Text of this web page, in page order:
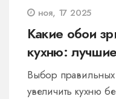
ноя, 17 2025
Какие обои
кухню:
текстуры
Выбор
увеличить кухню